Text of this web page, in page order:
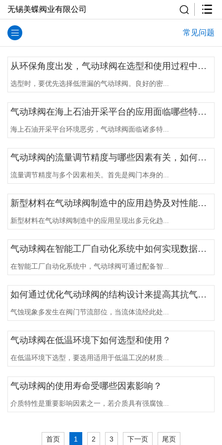
无锡美蝶阀业有限公司
常见问题
从环保角度出发，气动球阀在选型和使用过程中应考虑哪些因素？
选型时，要优先选择低泄漏的气动球阀。良好的密...
气动球阀在海上石油开采平台的应用面临哪些特殊挑战，如何应对？
海上石油开采平台环境恶劣，气动球阀面临诸多特...
气动球阀的流量调节精度与哪些因素有关，如何提高？
流量调节精度与多个因素相关。首先是阀门本身的...
新型材料在气动球阀制造中的应用趋势及对性能的提升有哪些？
新型材料在气动球阀制造中的应用呈现出多元化趋...
气动球阀在智能工厂自动化系统中如何实现数据交互与远程监控？
在智能工厂自动化系统中，气动球阀可通过配备智...
如何通过优化气动球阀的结构设计来提高其抗气蚀性能？
气蚀现象多发生在阀门节流部位，当流体流经此处...
气动球阀在低温环境下如何选型和使用？
在低温环境下选型，要选用适用于低温工况的材质...
气动球阀的使用寿命受哪些因素影响？
介质特性是重要影响因素之一，若介质具有强腐蚀...
首页 1 2 3 下一页 尾页